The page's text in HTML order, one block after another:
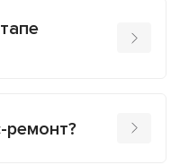
ремонт?